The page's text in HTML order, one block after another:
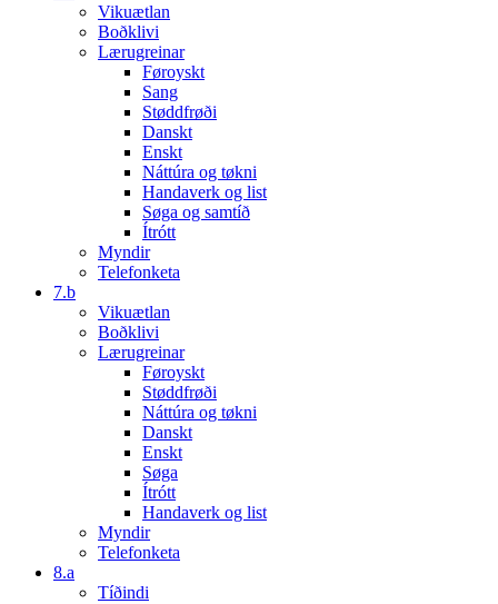
Vikuætlan
Boðklivi
Lærugreinar
Føroyskt
Sang
Støddfrøði
Danskt
Enskt
Náttúra og tøkni
Handaverk og list
Søga og samtíð
Ítrótt
Myndir
Telefonketa
7.b
Vikuætlan
Boðklivi
Lærugreinar
Føroyskt
Støddfrøði
Náttúra og tøkni
Danskt
Enskt
Søga
Ítrótt
Handaverk og list
Myndir
Telefonketa
8.a
Tíðindi